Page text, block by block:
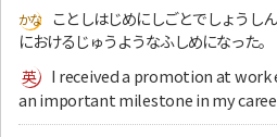
ことしはじめにしごとでしょうし
におけるじゅうようなふしめになった。
I received a promotion at work
an important milestone in my